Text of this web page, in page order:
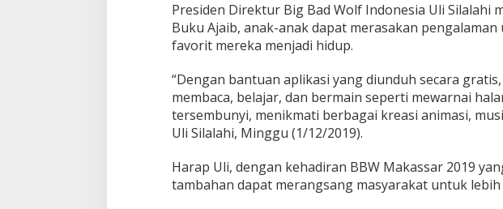
g
u
n
u
n
g
Presiden Direktur Big Bad Wolf Indonesia Uli Silalahi
Buku Ajaib, anak-anak dapat merasakan
favorit mereka menjadi hidup.
“Dengan bantuan aplikasi yang diunduh secara
membaca, belajar, dan bermain seperti mewarnai
tersembunyi, menikmati berbagai kreasi animasi,
Uli Silalahi, Minggu (1/12/2019).
Harap Uli, dengan kehadiran BBW Makassar 2019
tambahan dapat merangsang masyarakat untuk lebih